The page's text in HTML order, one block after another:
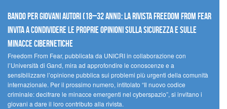
Bando per giovani autori (18–32 anni): la Rivista Freedom From Fear
invita a condividere le proprie opinioni sulla sicurezza e sulle
minacce cibernetiche
Freedom From Fear, pubblicata da UNICRI in collaborazione con
l’Università di Gand, mira ad approfondire le conoscenze e a
sensibilizzare l’opinione pubblica sui problemi più urgenti della comunità
internazionale. Per il prossimo numero, intitolato “Il nuovo codice
criminale: decifrare le minacce emergenti nel cyberspazio”, si invitano i
giovani a dare il loro contributo alla rivista.